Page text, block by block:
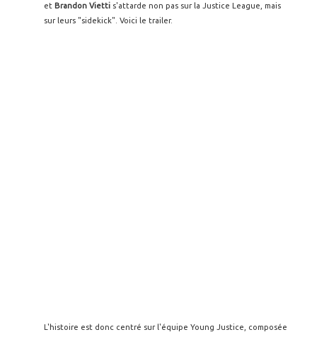
et Brandon Vietti s'attarde non pas sur la Justice League, mais
sur leurs "sidekick". Voici le trailer.
L'histoire est donc centré sur l'équipe Young Justice, composée